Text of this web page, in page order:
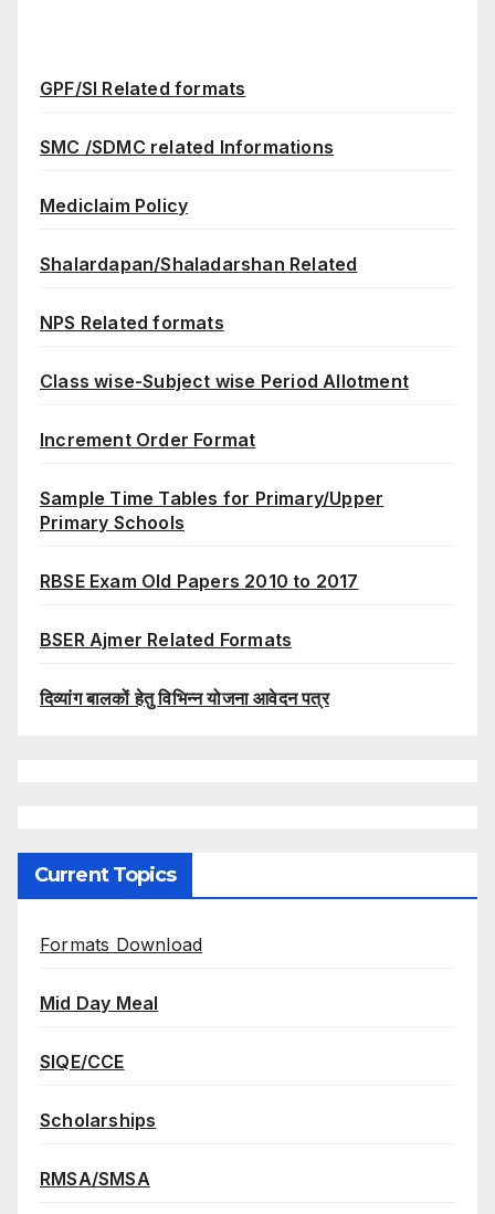
GPF/SI Related formats
SMC /SDMC related Informations
Mediclaim Policy
Shalardapan/Shaladarshan Related
NPS Related formats
Class wise-Subject wise Period Allotment
Increment Order Format
Sample Time Tables for Primary/Upper
Primary Schools
RBSE Exam Old Papers 2010 to 2017
BSER Ajmer Related Formats
दिव्यांग बालकों हेतु विभिन्न योजना आवेदन पत्र
Current Topics
Formats Download
Mid Day Meal
SIQE/CCE
Scholarships
RMSA/SMSA